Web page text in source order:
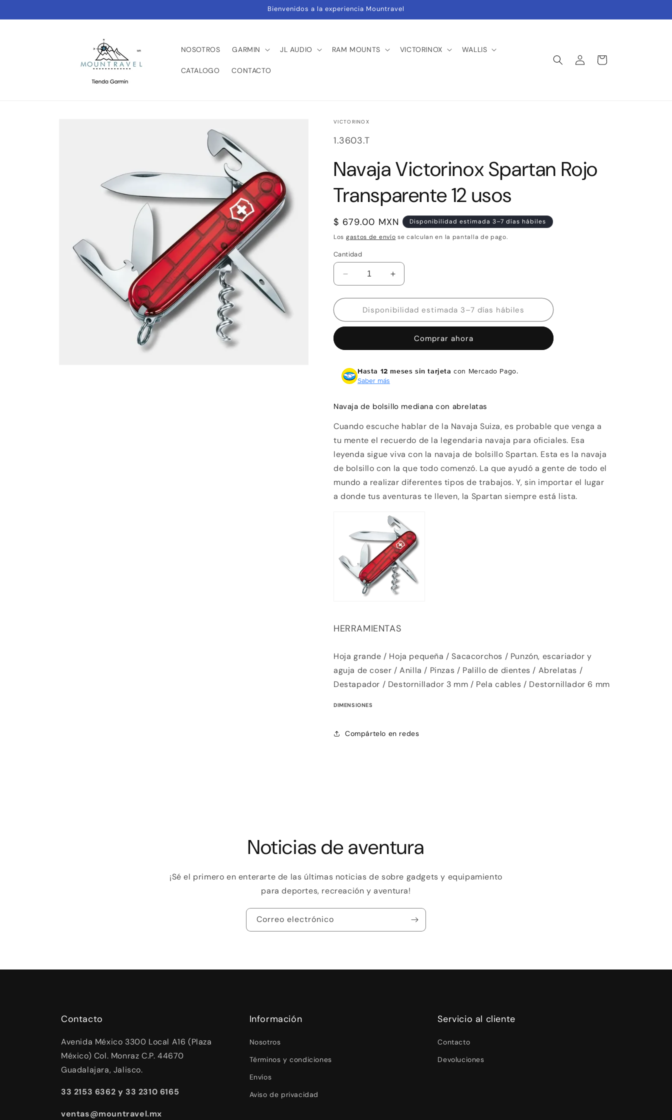
al contenido
Bienvenidos a la experiencia Mountravel
NOSOTROS GARMIN JL AUDIO RAM MOUNTS VICTORINOX WALLIS
CATALOGO CONTACTO
Iniciar
sesión
Carrito
VICTORINOX
SKU:
1.3603.T
Navaja Victorinox Spartan Rojo
Transparente 12 usos
Precio
habitual
$ 679.00 MXN
Disponibilidad estimada 3–7 días hábiles
Los gastos de envío se calculan en la pantalla de pago.
Cantidad
Reducir
cantidad
para
Navaja
Victorinox
Transparente
usos
Aumentar
cantidad
para
Navaja
Victorinox
Transparente
usos
Disponibilidad estimada 3–7 días hábiles
Comprar ahora
Hasta 12 meses sin tarjeta con Mercado Pago.
Saber más
Navaja de bolsillo mediana con abrelatas
Cuando escuche hablar de la Navaja Suiza, es probable que venga a
tu mente el recuerdo de la legendaria navaja para oficiales. Esa
leyenda sigue viva con la navaja de bolsillo Spartan. Esta es la navaja
de bolsillo con la que todo comenzó. La que ayudó a gente de todo el
mundo a realizar diferentes tipos de trabajos. Y, sin importar el lugar
a donde tus aventuras te lleven, la Spartan siempre está lista.
HERRAMIENTAS
Hoja grande / Hoja pequeña / Sacacorchos / Punzón, escariador y
aguja de coser / Anilla / Pinzas / Palillo de dientes / Abrelatas /
Destapador / Destornillador 3 mm / Pela cables / Destornillador 6 mm
DIMENSIONES
Compártelo en redes
Noticias de aventura
¡Sé el primero en enterarte de las últimas noticias de sobre gadgets y equipamiento
para deportes, recreación y aventura!
Correo electrónico
Contacto
Avenida México 3300 Local A16 (Plaza
México) Col. Monraz C.P. 44670
Guadalajara, Jalisco.
33 2153 6362 y 33 2310 6165
ventas@mountravel.mx
Información
Nosotros
Términos y condiciones
Envíos
Aviso de privacidad
Servicio al cliente
Contacto
Devoluciones
tarjeta de crédito
Agrega tu producto al carrito yelige pagar con
En tu cuenta de Mercado Pago, elige la
y confirma.
¿Tienes dudas? Consulta nuestraAyuda.